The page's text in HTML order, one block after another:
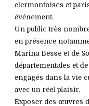
clermontoises et
événement.
Un public très
en présence
Marina Besse et de
départementales et
engagés dans la vie
avec un réel plaisir.
Exposer des œuvres